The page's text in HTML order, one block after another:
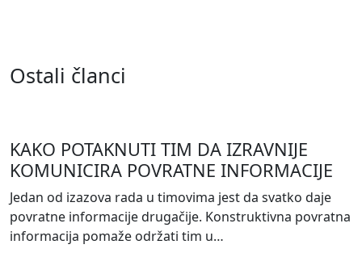
Ostali članci
KAKO POTAKNUTI TIM DA IZRAVNIJE
KOMUNICIRA POVRATNE INFORMACIJE
Jedan od izazova rada u timovima jest da svatko daje
povratne informacije drugačije. Konstruktivna povratna
informacija pomaže održati tim u…